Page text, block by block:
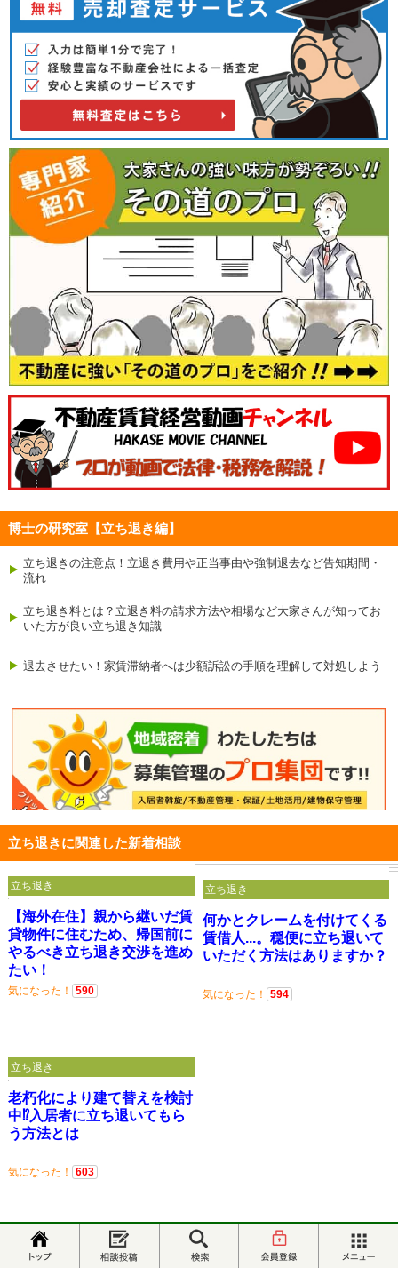
博士の研究室【立ち退き編】
立ち退きの注意点！立退き費用や正当事由や強制退去など告知期間・
流れ
立ち退き料とは？立退き料の請求方法や相場など大家さんが知ってお
いた方が良い立ち退き知識
退去させたい！家賃滞納者へは少額訴訟の手順を理解して対処しよう
立ち退きに関連した新着相談
【海外在住】親から継いだ賃
貸物件に住むため、帰国前に
やるべき立ち退き交渉を進め
たい！
気になった！ 590
立ち退き
何かとクレームを付けてくる
賃借人...。穏便に立ち退いて
いただく方法はありますか？
気になった！ 594
立ち退き
老朽化により建て替えを検討
中⁉入居者に立ち退いてもら
う方法とは
気になった！ 603
立ち退き
一覧を見る